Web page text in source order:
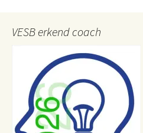
VESB erkend coach